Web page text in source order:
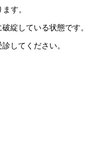
す。
綻している状態です。
してください。